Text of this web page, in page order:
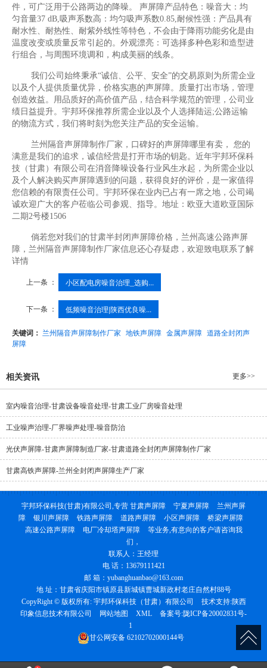
件，可广泛用于公路两边的降噪。 声屏障产品特色：噪音大：均
匀音量37 dB,吸声系数高：均匀吸声系数0.85,耐候性强：产品具有
耐水性、耐热性、耐紫外线性等特色，不会由于降雨功能劣化是由
温度改变或质量反常引起的。外观漂亮：可选择多种色彩和造型进
行组合，与周围环境调和，构成美丽的线条。
我们公司始终秉承“诚信、公平、安全”的交易原则为所需企业
以及个人提供质量优异，价格实惠的声屏障。质量打出市场，管理
创造效益。用品质好的高价值产品，结合科学规范的管理，公司业
绩日益提升。宇邦环保推荐所需企业以及个人选择陆运;公路运输
的物流方式，我们将时刻为您关注产品的安全运输。
兰州隔音声屏障制作厂家，口碑好的声屏障哪里有卖， 您的
满意是我们的追求，诚信经营是打开市场的钥匙。近年宇邦环保科
技（甘肃）有限公司在消音降噪设备行业风生水起，为所需企业以
及个人解决购买声屏障遇到的问题，获得良好的评价，是一家值得
您信赖的有限责任公司。宇邦环保在业内已占有一席之地，公司竭
诚欢迎广大的客户莅临公司参观、指导。地址：欧亚大道欧亚国际
二期2号楼1506
倘若您对我们的甘肃半封闭声屏障价格，兰州高速公路声屏
障，兰州隔音声屏障制作厂家信息还心存疑虑，欢迎致电联系了解
详情
上一条 ： 小区配电房噪音治理_选购...
下一条 ： 低频噪音治理|陕西优良噪...
关键词： 兰州隔音声屏障制作厂家 地铁声屏障 金属声屏障 道路全封闭声
屏障
相关资讯 更多>>
室内噪音治理-甘肃设备噪音处理-甘肃工业厂房噪音处理
工业噪声治理-厂界噪声处理-噪音防治
光伏声屏障-甘肃声屏障制造厂家-甘肃道路全封闭声屏障制作厂家
甘肃高铁声屏障-兰州全封闭声屏障生产厂家
宇邦环保科技(甘肃)有限公司,专营 甘肃声屏障 宁夏声屏障
兰州声屏
障
银川声屏障 铁路声屏障 道路声屏障 小区声屏障
桥梁声屏障
高速公路声屏障
电厂冷却塔声屏障
等业务,有意向的客户请咨询我
们，
联系人：王经理
电 话：13679111421
邮 箱：yubanghuanbao@163.com
地 址：甘肃省庆阳市镇原县新城镇曹城新政村老庄自然村88号
CopyRight © 版权所有: 宇邦环保科技（甘肃）有限公司 技术支持:陕西
印象信息技术有限公司
网站地图 XML 备案号:陇ICP备20002831号-
1
甘公网安备62102702000144号